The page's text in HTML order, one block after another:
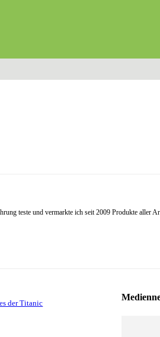
teste und vermarkte ich seit 2009 Produkte aller
der Titanic